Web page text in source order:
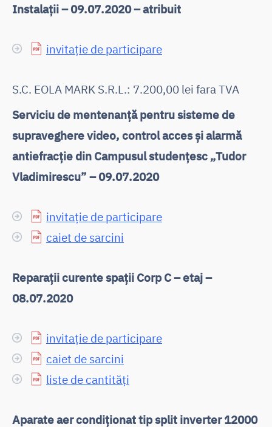
Instalații – 09.07.2020 – atribuit
invitație de participare
S.C. EOLA MARK S.R.L.: 7.200,00 lei fara TVA
Serviciu de mentenanță pentru sisteme de
supraveghere video, control acces și alarmă
antiefracție din Campusul studențesc „Tudor
Vladimirescu” – 09.07.2020
invitație de participare
caiet de sarcini
Reparații curente spații Corp C – etaj –
08.07.2020
invitație de participare
caiet de sarcini
liste de cantități
Aparate aer condiționat tip split inverter 12000